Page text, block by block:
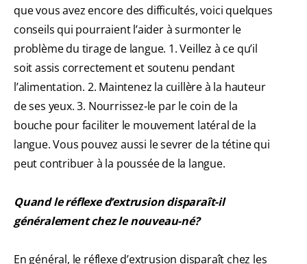
que vous avez encore des difficultés, voici quelques
conseils qui pourraient l’aider à surmonter le
problème du tirage de langue. 1. Veillez à ce qu’il
soit assis correctement et soutenu pendant
l’alimentation. 2. Maintenez la cuillère à la hauteur
de ses yeux. 3. Nourrissez-le par le coin de la
bouche pour faciliter le mouvement latéral de la
langue. Vous pouvez aussi le sevrer de la tétine qui
peut contribuer à la poussée de la langue.
Quand le réflexe d’extrusion disparaît-il
généralement chez le nouveau-né?
En général, le réflexe d’extrusion disparaît chez les